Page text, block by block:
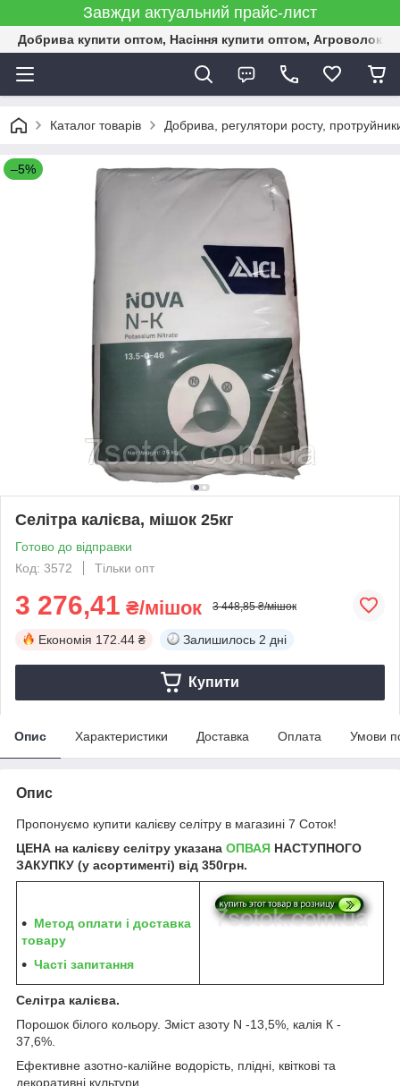
Завжди актуальний прайс-лист
Добрива купити оптом, Насіння купити оптом,
Каталог товарів Добрива, регулятори росту,
–5%
Селітра калієва, мішок 25кг
Готово до відправки
Код: 3572
Тільки опт
3 276,41 ₴/мішок 3 448,85 ₴/мішок
Економія 172.44 ₴ Залишилось 2 дні
Купити
Опис Характеристики Доставка Оплата Умови
Опис
Пропонуємо купити калієву селітру в магазині 7 Соток!
ЦЕНА на калієву селітру указана ОПВАЯ НАСТУПНОГО
ЗАКУПКУ (у асортименті) від 350грн.
Метод оплати і доставка
товару
Часті запитання
Селітра калієва.
Порошок білого кольору. Зміст азоту N -13,5%, калія К -
37,6%.
Ефективне азотно-калійне водорість, плідні, квіткові та
декоративні культури.